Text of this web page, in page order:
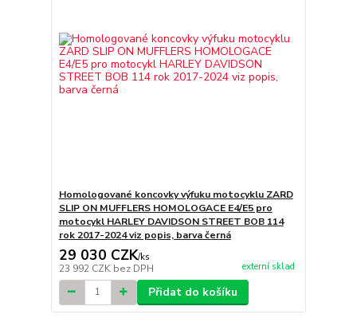
Homologované koncovky výfuku motocyklu ZARD
SLIP ON MUFFLERS HOMOLOGACE E4/E5 pro
motocykl HARLEY DAVIDSON STREET BOB 114
rok 2017-2024 viz popis, barva černá
29 030 CZK/ks
23 992 CZK bez DPH externí sklad
Přidat do košíku